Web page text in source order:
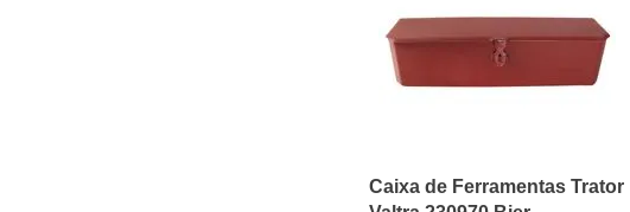
Caixa de Ferramentas Trator